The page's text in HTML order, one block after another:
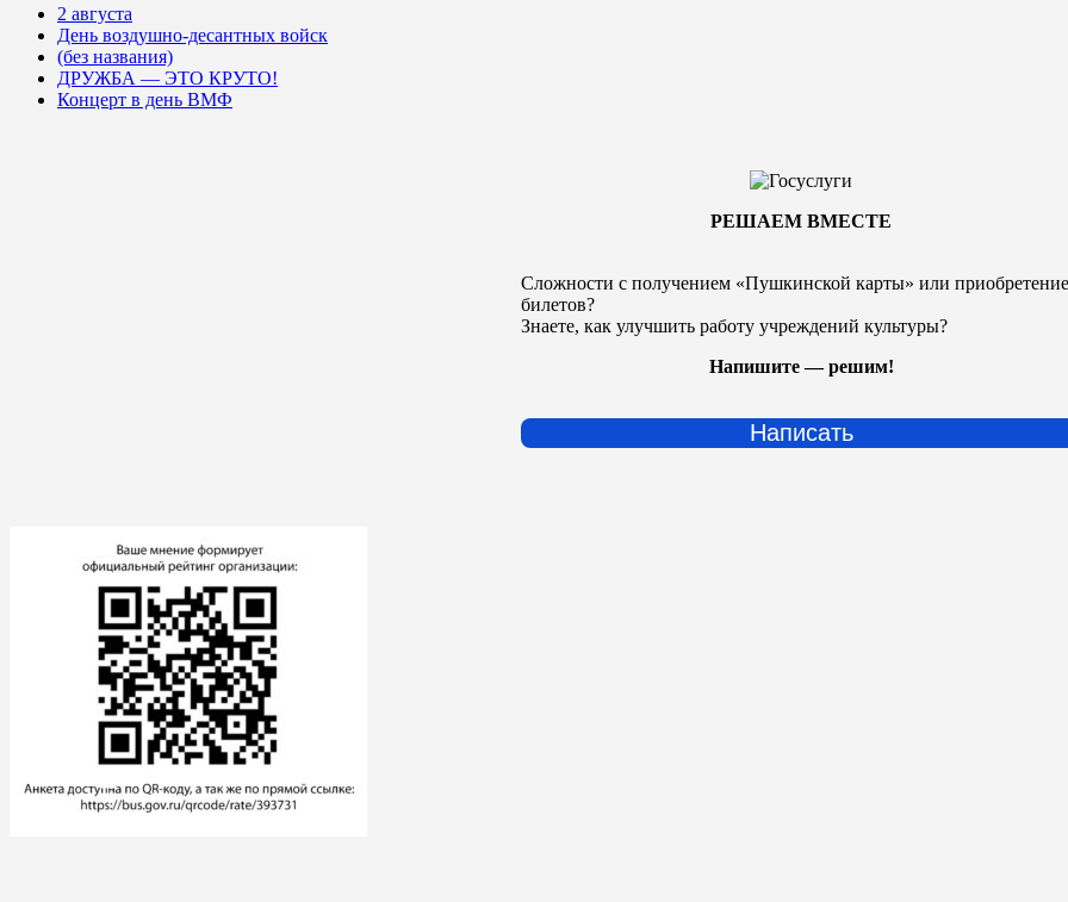
2 августа
День воздушно-десантных войск
(без названия)
ДРУЖБА — ЭТО КРУТО!
Концерт в день ВМФ
РЕШАЕМ ВМЕСТЕ
Сложности с получением «Пушкинской карты» или
билетов?
Знаете, как улучшить работу учреждений культуры?
Напишите — решим!
Написать